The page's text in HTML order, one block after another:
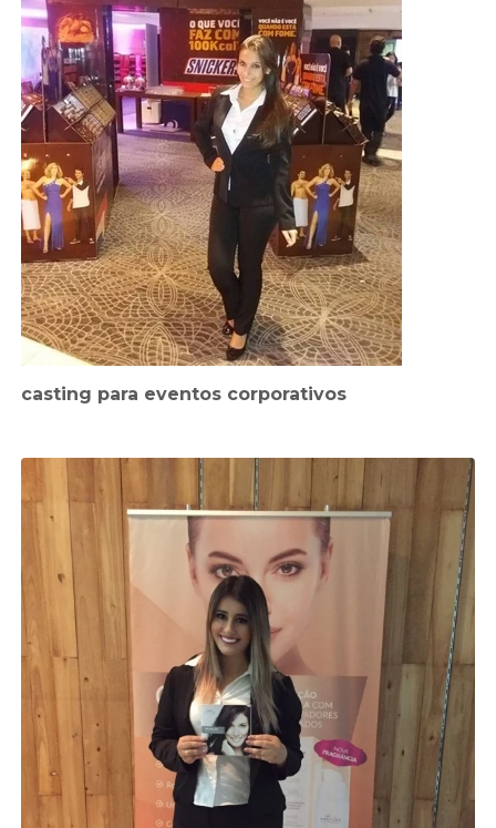
casting para eventos corporativos